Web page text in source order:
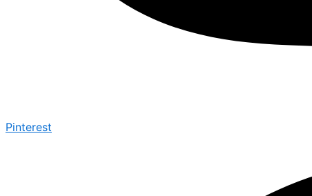
Pinterest